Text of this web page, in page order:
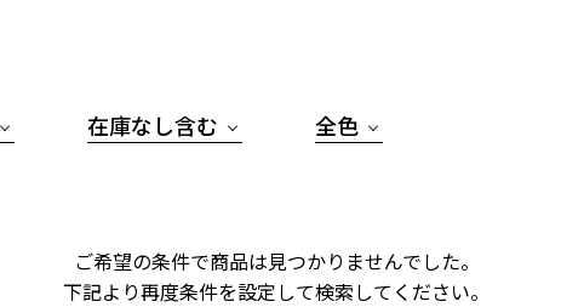
在庫なし含む 全色
ご希望の条件で商品は見つかりませんでした。
下記より再度条件を設定して検索してください。